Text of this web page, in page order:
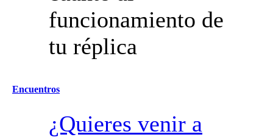
funcionamiento de
tu réplica
Encuentros
¿Quieres venir a